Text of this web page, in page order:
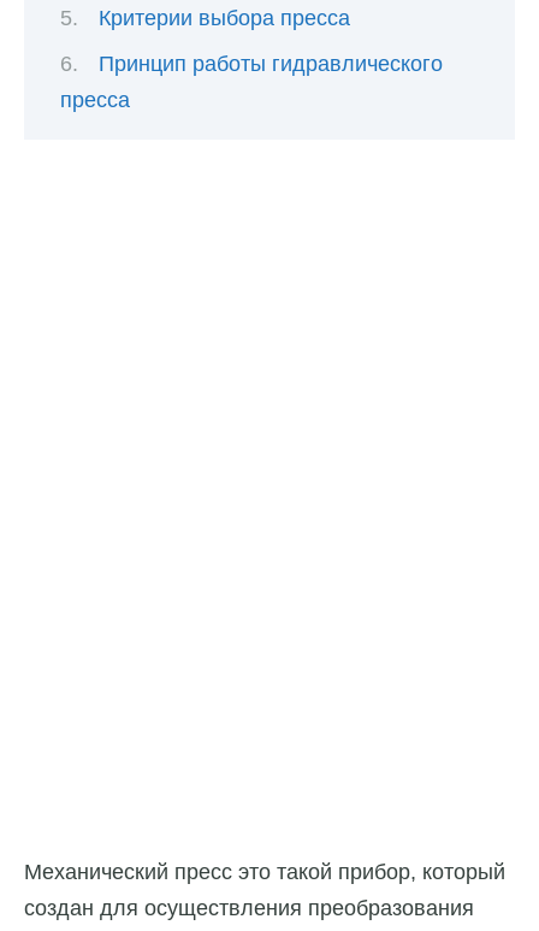
Критерии выбора пресса
Принцип работы гидравлического
пресса
Механический пресс это такой прибор, который
создан для осуществления преобразования